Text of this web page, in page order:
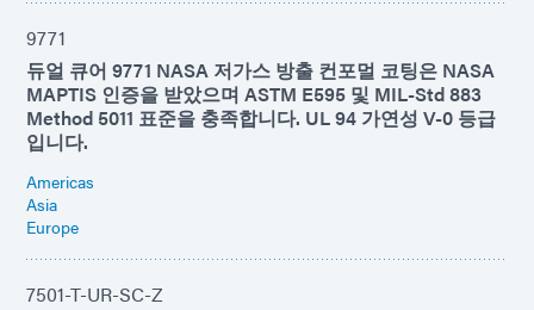
9771
듀얼 큐어 9771 NASA 저가스 방출 컨포멀 코팅은 NASA
MAPTIS 인증을 받았으며 ASTM E595 및 MIL-Std 883
Method 5011 표준을 충족합니다. UL 94 가연성 V-0 등급
입니다.
Americas
Asia
Europe
7501-T-UR-SC-Z